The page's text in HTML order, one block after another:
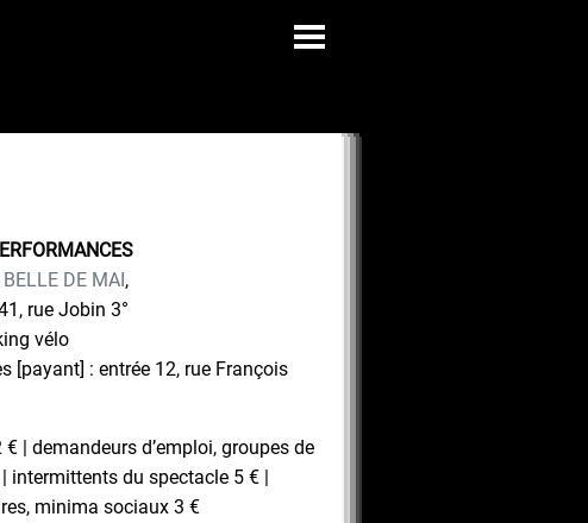
DE MAI,
rue Jobin 3°
vélo
[payant] : entrée 12, rue François
€ | demandeurs d’emploi, groupes de
intermittents du spectacle 5 € |
minima sociaux 3 €